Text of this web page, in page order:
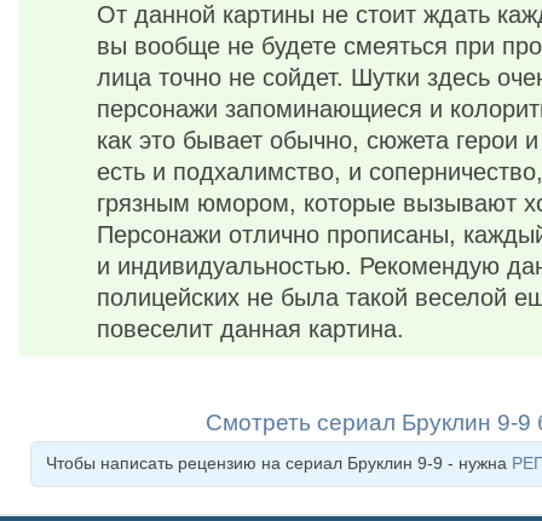
От данной картины не стоит ждать
вы вообще не будете смеяться при
лица точно не сойдет. Шутки здесь
персонажи запоминающиеся и
как это бывает обычно, сюжета герои
есть и подхалимство, и
грязным юмором, которые вызывают
Персонажи отлично прописаны,
и индивидуальностью. Рекомендую
полицейских не была такой веселой
повеселит данная картина.
Смотреть сериал Бруклин 9-9
Чтобы написать рецензию на сериал Бруклин 9-9 - нужна